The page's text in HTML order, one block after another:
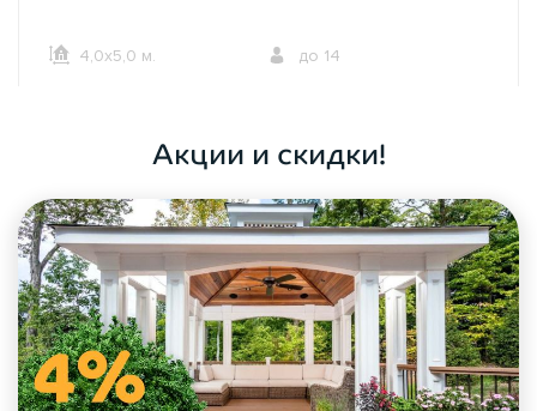
4,0х5,0 м. до 14
Акции и скидки!